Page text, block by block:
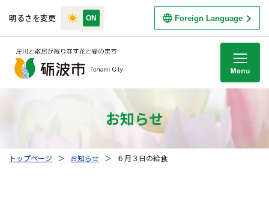
明るさを変更 Foreign Language
お知らせ
トップページ ＞ お知らせ ＞ ６月３日の給食